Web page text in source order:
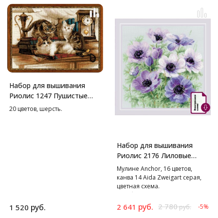
Набор для вышивания
Риолис 1247 Пушистые
друзья, 40*30 см
20 цветов, шерсть.
1 520 руб.
Набор для вышивания
Риолис 2176 Лиловые
Анемоны, 30*30 см
Мулине Anchor, 16 цветов,
канва 14 Aida Zweigart серая,
цветная схема.
В наборе используются
техники: крест, полукрест,
стежок, смешанные цвета.
2 641 руб. 2 780руб. -5%